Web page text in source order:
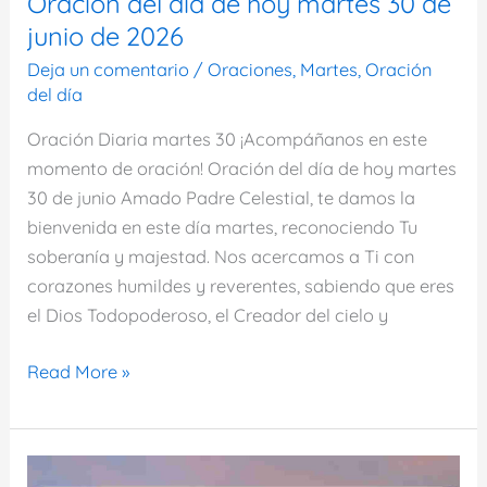
junio de 2026
Deja un comentario /Oraciones, Martes,Oración
del día
Oración Diaria martes 30 ¡Acompáñanos en este
momento de oración! Oración del día de hoy martes
30 de junio Amado Padre Celestial, te damos la
bienvenida en este día martes, reconociendo Tu
soberanía y majestad. Nos acercamos a Ti con
corazones humildes y reverentes, sabiendo que eres
el Dios Todopoderoso, el Creador del cielo y
Oración
día
de
Read More »